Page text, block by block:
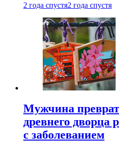
2 года спустя2 года спустя
Мужчина
древнего дворца
с заболеванием